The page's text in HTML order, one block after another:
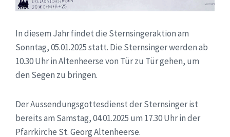
In diesem Jahr findet die Sternsingeraktion am
Sonntag, 05.01.2025 statt. Die Sternsinger werden ab
10.30 Uhr in Altenheerse von Tür zu Tür gehen, um
den Segen zu bringen.
Der Aussendungsgottesdienst der Sternsinger ist
bereits am Samstag, 04.01.2025 um 17.30 Uhr in der
Pfarrkirche St. Georg Altenheerse.